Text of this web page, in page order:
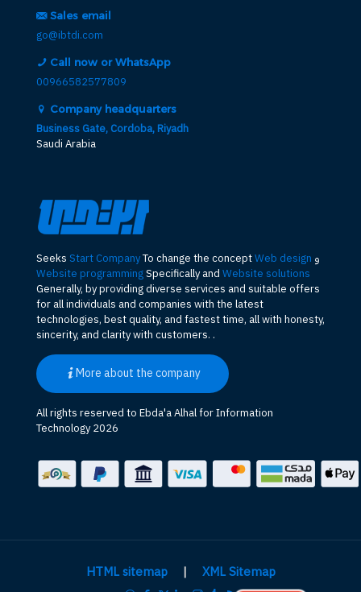
Sales email
go@ibtdi.com
Call now or WhatsApp
00966582577809
Company headquarters
Business Gate, Cordoba, Riyadh
Saudi Arabia
Seeks Start CompanyTo change the conceptWeb design و
Website programmingSpecifically and Website solutions
Generally, by providing diverse services and suitable offers
for all individuals and companies with the latest
technologies, best quality, and fastest time, all with honesty,
sincerity, and clarity with customers. .
More about the company
All rights reserved to Ebda'a Alhal for Information
Technology 2026
HTML sitemap | XML Sitemap